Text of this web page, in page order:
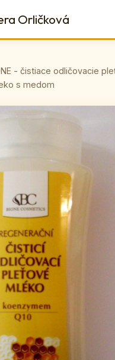
Orličková
- čistiace odličovacie
s medom